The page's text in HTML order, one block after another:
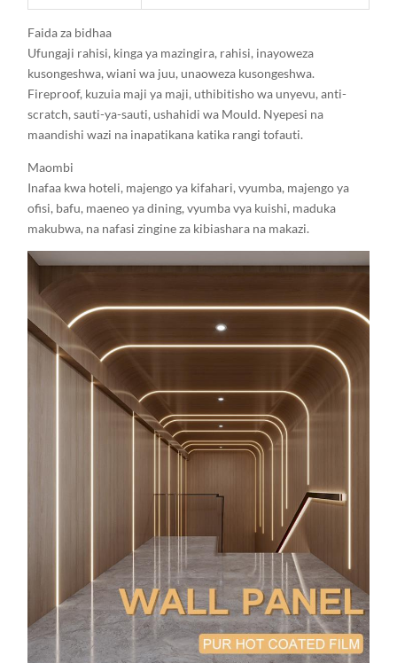
Faida za bidhaa
Ufungaji rahisi, kinga ya mazingira, rahisi, inayoweza
kusongeshwa, wiani wa juu, unaoweza kusongeshwa.
Fireproof, kuzuia maji ya maji, uthibitisho wa unyevu, anti-
scratch, sauti-ya-sauti, ushahidi wa Mould. Nyepesi na
maandishi wazi na inapatikana katika rangi tofauti.
Maombi
Inafaa kwa hoteli, majengo ya kifahari, vyumba, majengo ya
ofisi, bafu, maeneo ya dining, vyumba vya kuishi, maduka
makubwa, na nafasi zingine za kibiashara na makazi.